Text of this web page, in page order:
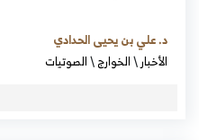
د. علي بن يحيى الحدادي
الأخبار\الخوارج\الصوتيات